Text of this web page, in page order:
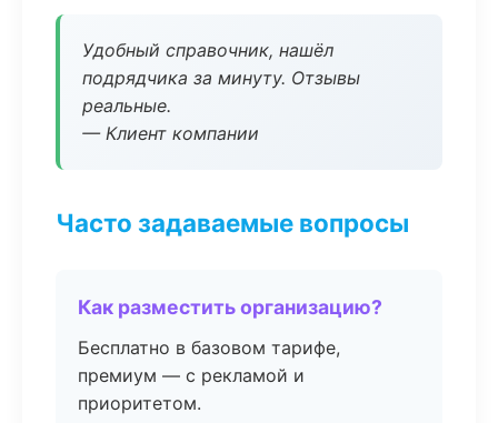
Удобный справочник, нашёл
подрядчика за минуту. Отзывы
реальные.
— Клиент компании
Часто задаваемые вопросы
Как разместить организацию?
Бесплатно в базовом тарифе,
премиум — с рекламой и
приоритетом.